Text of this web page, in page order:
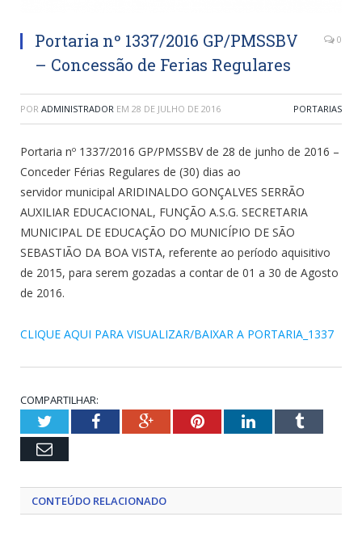
Portaria nº 1337/2016 GP/PMSSBV
– Concessão de Ferias Regulares
0
POR ADMINISTRADOR EM 28 DE JULHO DE 2016 PORTARIAS
Portaria nº 1337/2016 GP/PMSSBV de 28 de junho de 2016 –
Conceder Férias Regulares de (30) dias ao
servidor municipal ARIDINALDO GONÇALVES SERRÃO
AUXILIAR EDUCACIONAL, FUNÇÃO A.S.G. SECRETARIA
MUNICIPAL DE EDUCAÇÃO DO MUNICÍPIO DE SÃO
SEBASTIÃO DA BOA VISTA, referente ao período aquisitivo
de 2015, para serem gozadas a contar de 01 a 30 de Agosto
de 2016.
CLIQUE AQUI PARA VISUALIZAR/BAIXAR A PORTARIA_1337
COMPARTILHAR:
TwitterFacebookGoogle+PinterestLinkedInTumblr
Email
CONTEÚDO RELACIONADO